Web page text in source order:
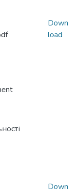
Down
load
Down